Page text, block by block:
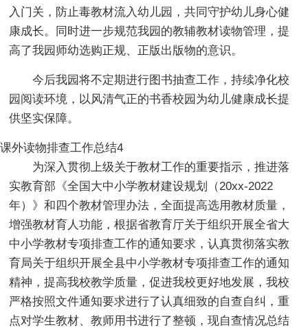
入门关，防止毒教材流入幼儿园，共同守护幼儿身心健
康成长。同时进一步规范我园的教辅教材读物管理，提
高了我园师幼选购正规、正版出版物的意识。
今后我园将不定期进行图书抽查工作，持续净化校
园阅读环境，以风清气正的书香校园为幼儿健康成长提
供坚实保障。
课外读物排查工作总结4
为深入贯彻上级关于教材工作的重要指示，推进落
实教育部《全国大中小学教材建设规划（20xx-2022
年）》和四个教材管理办法，全面提高选用教材质量，
增强教材育人功能，根据省教育厅关于组织开展全省大
中小学教材专项排查工作的通知要求，认真贯彻落实教
育局关于组织开展全县中小学教材专项排查工作的通知
精神，提高我校教学质量，促进我校更好地发展，我校
严格按照文件通知要求进行了认真细致的自查自纠，重
点对学生教材、教师用书进行了整顿，现自查情况总结